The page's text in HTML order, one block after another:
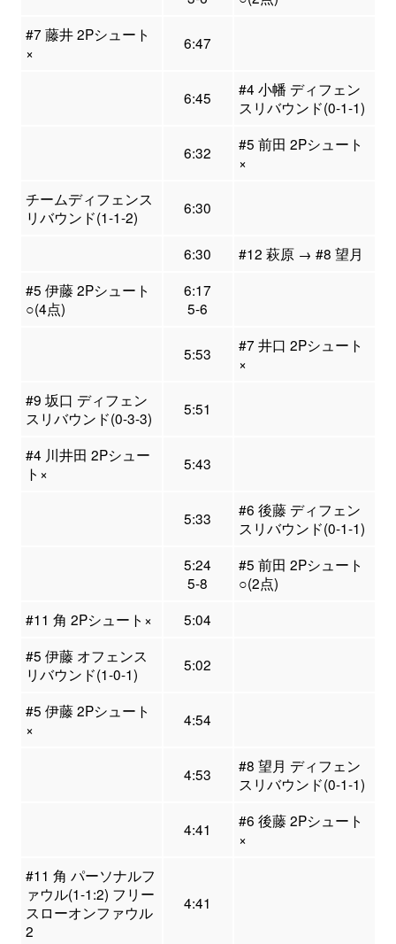
#7 藤井 2Pシュート
×
6:47
6:45
#4 小幡 ディフェン
スリバウンド(0-1-1)
6:32
#5 前田 2Pシュート
×
チームディフェンス
リバウンド(1-1-2)
6:30
6:30
#12 萩原 → #8 望月
#5 伊藤 2Pシュート
○(4点)
6:17
5-6
5:53
#7 井口 2Pシュート
×
#9 坂口 ディフェン
スリバウンド(0-3-3)
5:51
#4 川井田 2Pシュー
ト×
5:43
5:33
#6 後藤 ディフェン
スリバウンド(0-1-1)
5:24
5-8
#5 前田 2Pシュート
○(2点)
#11 角 2Pシュート×
5:04
#5 伊藤 オフェンス
リバウンド(1-0-1)
5:02
#5 伊藤 2Pシュート
×
4:54
4:53
#8 望月 ディフェン
スリバウンド(0-1-1)
4:41
#6 後藤 2Pシュート
×
#11 角 パーソナルフ
ァウル(1-1:2) フリー
スローオンファウル
2
4:41